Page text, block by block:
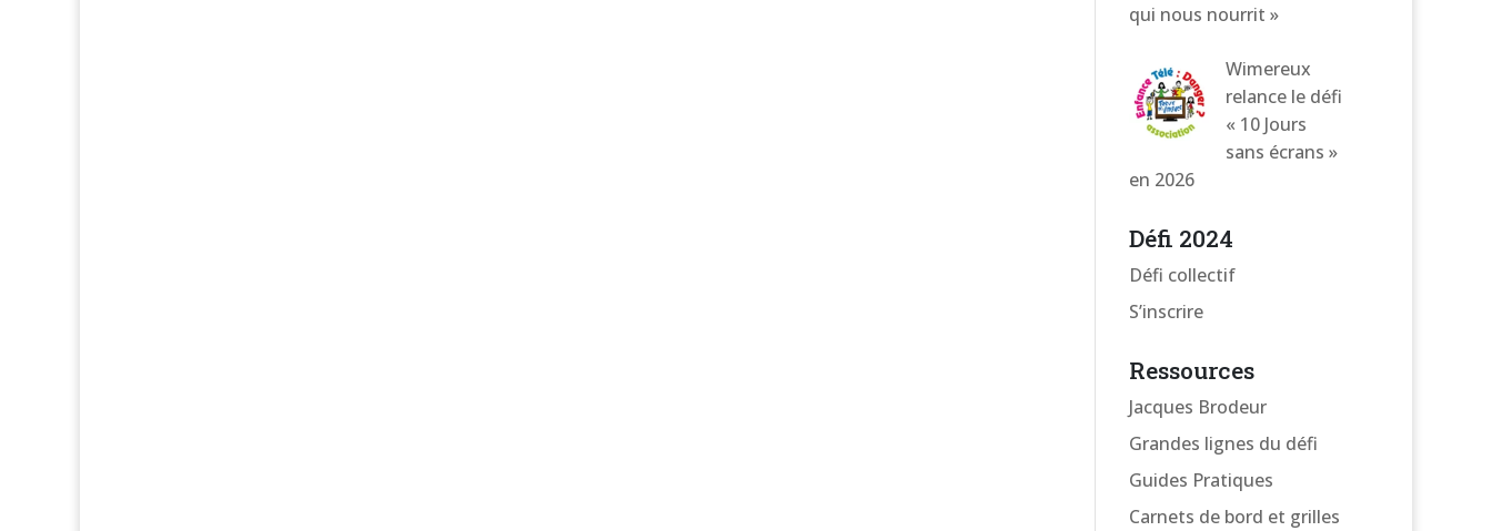
qui nous nourrit »
Wimereux
relance le défi
« 10 Jours
sans écrans »
en 2026
Défi 2024
Défi collectif
S’inscrire
Ressources
Jacques Brodeur
Grandes lignes du défi
Guides Pratiques
Carnets de bord et grilles